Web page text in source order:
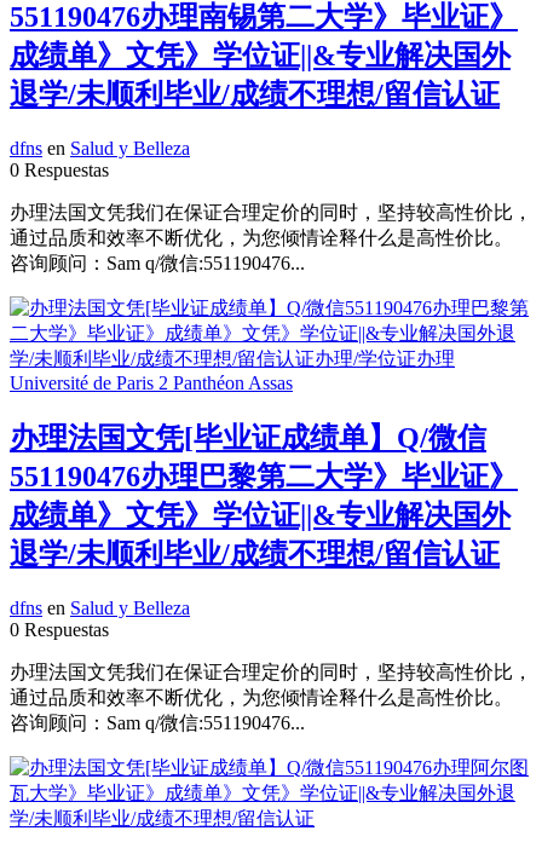
551190476办理南锡第二大学》毕业证》
成绩单》文凭》学位证||&专业解决国外
退学/未顺利毕业/成绩不理想/留信认证
dfns en Salud y Belleza
0 Respuestas
办理法国文凭我们在保证合理定价的同时，坚持较高性价比，
通过品质和效率不断优化，为您倾情诠释什么是高性价比。
咨询顾问：Sam q/微信:551190476...
办理法国文凭[毕业证成绩单】Q/微信
551190476办理巴黎第二大学》毕业证》
成绩单》文凭》学位证||&专业解决国外
退学/未顺利毕业/成绩不理想/留信认证
dfns en Salud y Belleza
0 Respuestas
办理法国文凭我们在保证合理定价的同时，坚持较高性价比，
通过品质和效率不断优化，为您倾情诠释什么是高性价比。
咨询顾问：Sam q/微信:551190476...